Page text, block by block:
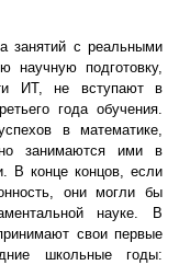
занятий с реальными
научную подготовку,
ИТ, не вступают в
года обучения.
в математике,
занимаются ими в
В конце концов, если
они могли бы
науке. В
свои первые
школьные годы: